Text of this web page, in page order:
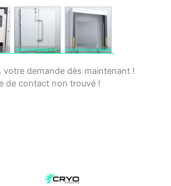
demande dès maintenant !
de contact non trouvé !